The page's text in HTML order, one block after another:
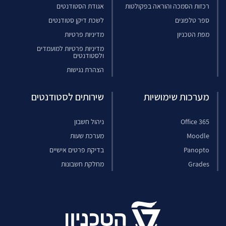
רכזות הסמכה והוראה בפקולטות
ספר טלפונים
מפת הטכניון
אגודת הסטודנטים
לשכת דיקן סטודנטים
מדיניות פרטיות
מדיניות פרטיות למועמדים
ולסטודנטים
הצהרת נגישות
מערכות שימושיות
Office 365
Moodle
Panopto
Grades
שירותים לסטודנטים
ניהול חשבון
מערכת שעות
בדיקת פרטים אישיים
מחלקת חשבונות